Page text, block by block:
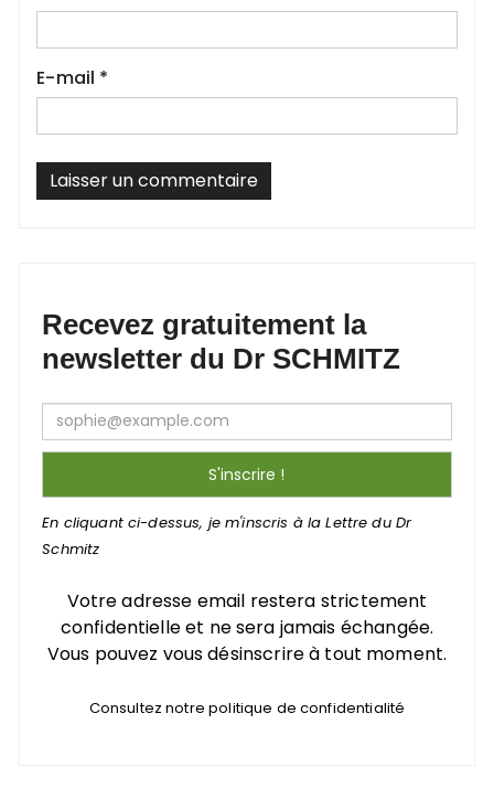
E-mail *
Recevez gratuitement la
newsletter du Dr SCHMITZ
En cliquant ci-dessus, je m'inscris à la Lettre du Dr
Schmitz
Votre adresse email restera strictement
confidentielle et ne sera jamais échangée.
Vous pouvez vous désinscrire à tout moment.
Consultez notre politique de confidentialité